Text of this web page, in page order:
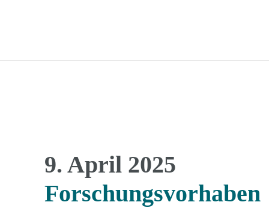
9. April 2025
Forschungsvorhaben